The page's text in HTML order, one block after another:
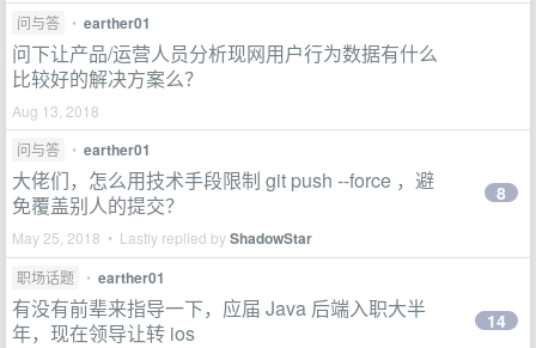
问与答 • earther01
问下让产品/运营人员分析现网用户行为数据有什么
比较好的解决方案么？
Aug 13, 2018
问与答
• earther01
大佬们，怎么用技术手段限制 git push --force ，避
免覆盖别人的提交？
May 25, 2018 • Lastly replied byShadowStar
8
职场话题 • earther01
有没有前辈来指导一下，应届 Java 后端入职大半
年，现在领导让转 ios
14